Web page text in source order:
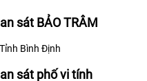
sát BẢO TRÂM
Bình Định
sát phố vi tính